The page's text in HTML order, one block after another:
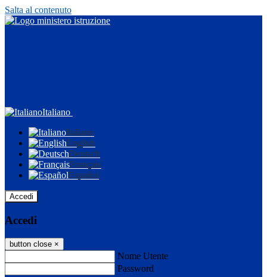
Salta al contenuto
Italiano
Italiano
English
Deutsch
Français
Español
Accedi
Accedi
button close ×
Nome Utente
Password